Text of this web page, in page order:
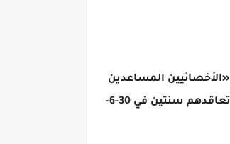
أعلنت الأكاديمية المهنية للمعلمين، فتح باب التسجيل لاسيتفاء متطلبات منح شهادة الصلاحية لترقيات المعلمين دفعة 2018 «الأخصائيين المساعدين
المتعاقدين والمستوفين لشهادة الصلاحية 3 سنوات وما زالوا على رأس العمل»، لمن مضى على تعاقدهم سنة ولا تتجاوز مدة تعاقدهم سنتين في 30-6-